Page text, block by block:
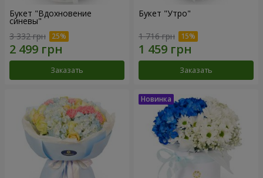
Букет "Вдохновение
синевы"
3 332 грн
Заказать
Букет "Утро"
1 716 грн
Заказать